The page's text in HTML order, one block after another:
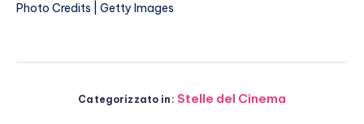
Photo Credits | Getty Images
Categorizzato in: Stelle del Cinema